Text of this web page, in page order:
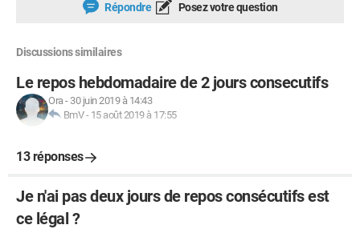
Répondre Posez votre question
Discussions similaires
Le repos hebdomadaire de 2 jours consecutifs
Ora- 30 juin 2019 à 14:43
BmV- 15 août 2019 à 17:55
13 réponses
Je n'ai pas deux jours de repos consécutifs est
ce légal ?